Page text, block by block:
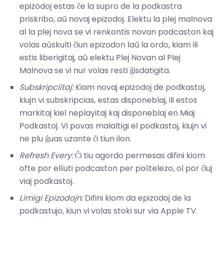
epizodoj estas ĉe la supro de la podkastra
priskribo, aŭ novaj epizodoj. Elektu la plej malnova
al la plej nova se vi renkontis novan podcaston kaj
volas aŭskulti ĉiun epizodon laŭ la ordo, kiam ili
estis liberigitaj, aŭ elektu Plej Novan al Plej
Malnova se vi nur volas resti ĝisdatigita.
Subskripciitaj:Kiam novaj epizodoj de podkastoj,
kiujn vi subskripcias, estas disponeblaj, ili estos
markitaj kiel neplayitaj kaj disponeblaj en Miaj
Podkastoj. Vi povas malaltigi el podkastoj, kiujn vi
ne plu ĝuas uzante ĉi tiun ilon.
Refresh Every:Ĉi tiu agordo permesas difini kiom
ofte por elŝuti podcaston per poŝtelezo, ol por ĉiuj
viaj podkastoj.
Limigi Epizodojn:Difini kiom da epizodoj de la
podkastujo, kiun vi volas stoki sur via Apple TV.